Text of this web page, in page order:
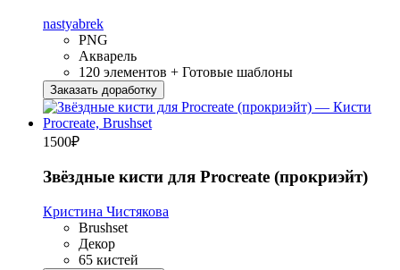
nastyabrek
PNG
Акварель
120 элементов + Готовые шаблоны
Заказать доработку
1500₽
Звёздные кисти для Procreate (прокриэйт)
Кристина Чистякова
Brushset
Декор
65 кистей